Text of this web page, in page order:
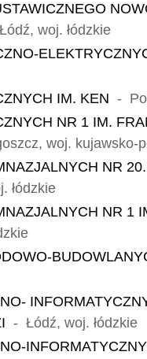
woj. łódzkie
IM. KEN -
NR 1 IM.
woj. kujawsko-
NR
łódzkie
NR 1
- Łódź, woj. łódzkie